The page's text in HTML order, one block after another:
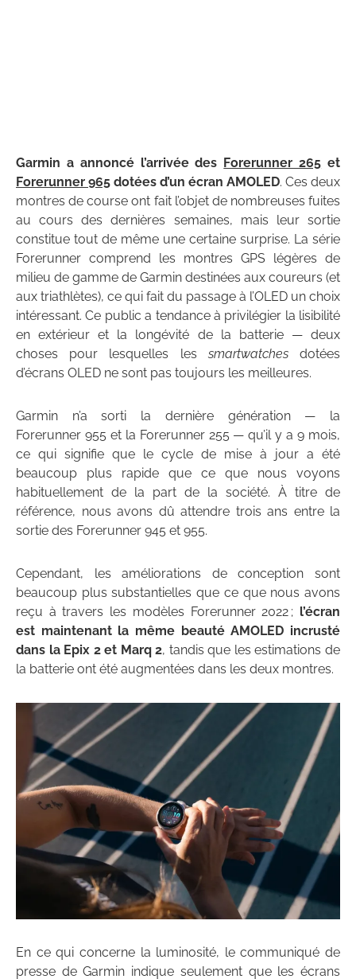
Garmin a annoncé l’arrivée des Forerunner 265 et
Forerunner 965 dotées d’un écran AMOLED. Ces deux
montres de course ont fait l’objet de nombreuses fuites
au cours des dernières semaines, mais leur sortie
constitue tout de même une certaine surprise. La série
Forerunner comprend les montres GPS légères de
milieu de gamme de Garmin destinées aux coureurs (et
aux triathlètes), ce qui fait du passage à l’OLED un choix
intéressant. Ce public a tendance à privilégier la lisibilité
en extérieur et la longévité de la batterie — deux
choses pour lesquelles les smartwatchesdotées
d’écrans OLED ne sont pas toujours les meilleures.
Garmin n’a sorti la dernière génération — la
Forerunner 955 et la Forerunner 255 — qu’il y a 9 mois,
ce qui signifie que le cycle de mise à jour a été
beaucoup plus rapide que ce que nous voyons
habituellement de la part de la société. À titre de
référence, nous avons dû attendre trois ans entre la
sortie des Forerunner 945 et 955.
Cependant, les améliorations de conception sont
beaucoup plus substantielles que ce que nous avons
reçu à travers les modèles Forerunner 2022 ; l’écran
est maintenant la même beauté AMOLED incrusté
dans la Epix 2 et Marq 2, tandis que les estimations de
la batterie ont été augmentées dans les deux montres.
En ce qui concerne la luminosité, le communiqué de
presse de Garmin indique seulement que les écrans